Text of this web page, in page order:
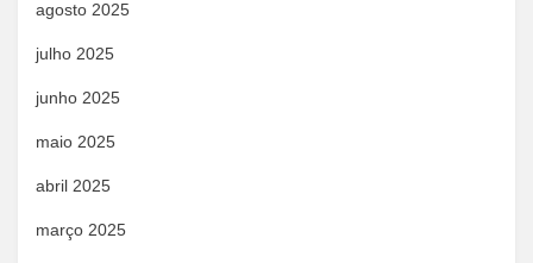
agosto 2025
julho 2025
junho 2025
maio 2025
abril 2025
março 2025